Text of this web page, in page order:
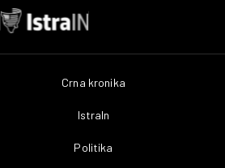
Crna kronika
IstraIn
Politika